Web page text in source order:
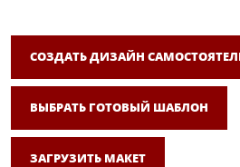
СОЗДАТЬ ДИЗАЙН
ВЫБРАТЬ ГОТОВЫЙ ШАБЛОН
ЗАГРУЗИТЬ МАКЕТ